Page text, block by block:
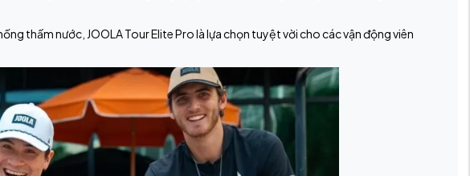
thấm nước, JOOLA Tour Elite Pro là lựa chọn tuyệt vời cho các vận động viên